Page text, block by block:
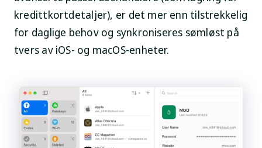
kredittkortdetaljer), er det mer enn tilstrekkelig
for daglige behov og synkroniseres sømløst på
tvers av iOS- og macOS-enheter.